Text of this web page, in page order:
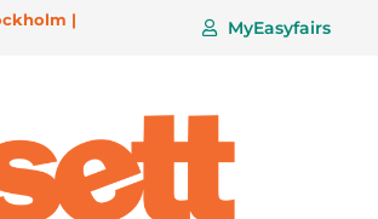
|
MyEasyfairs